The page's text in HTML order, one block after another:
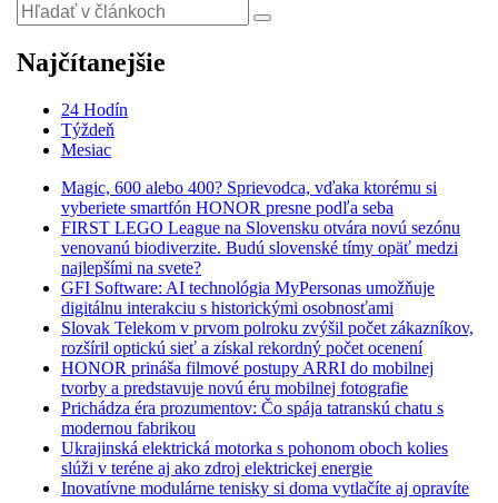
Najčítanejšie
24 Hodín
Týždeň
Mesiac
Magic, 600 alebo 400? Sprievodca, vďaka ktorému si
vyberiete smartfón HONOR presne podľa seba
FIRST LEGO League na Slovensku otvára novú sezónu
venovanú biodiverzite. Budú slovenské tímy opäť medzi
najlepšími na svete?
GFI Software: AI technológia MyPersonas umožňuje
digitálnu interakciu s historickými osobnosťami
Slovak Telekom v prvom polroku zvýšil počet zákazníkov,
rozšíril optickú sieť a získal rekordný počet ocenení
HONOR prináša filmové postupy ARRI do mobilnej
tvorby a predstavuje novú éru mobilnej fotografie
Prichádza éra prozumentov: Čo spája tatranskú chatu s
modernou fabrikou
Ukrajinská elektrická motorka s pohonom oboch kolies
slúži v teréne aj ako zdroj elektrickej energie
Inovatívne modulárne tenisky si doma vytlačíte aj opravíte